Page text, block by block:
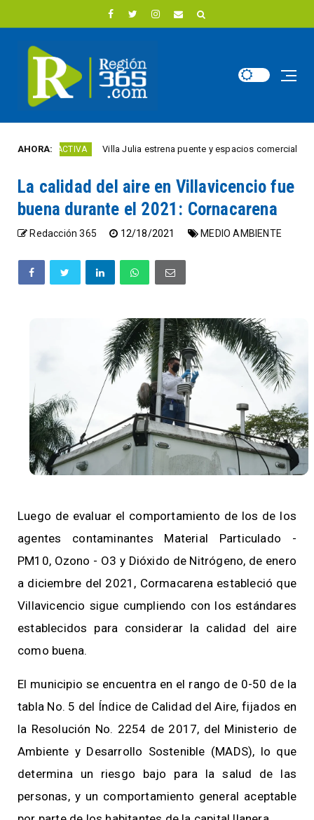
AHORA:
ACTIVA Villa Julia estrena puente y espacios comerciales
La calidad del aire en Villavicencio fue
buena durante el 2021: Cornacarena
Redacción 365 12/18/2021 MEDIO AMBIENTE
Luego de evaluar el comportamiento de los de los
agentes contaminantes Material Particulado -
PM10, Ozono - O3 y Dióxido de Nitrógeno, de enero
a diciembre del 2021, Cormacarena estableció que
Villavicencio sigue cumpliendo con los estándares
establecidos para considerar la calidad del aire
como buena.
El municipio se encuentra en el rango de 0-50 de la
tabla No. 5 del Índice de Calidad del Aire, fijados en
la Resolución No. 2254 de 2017, del Ministerio de
Ambiente y Desarrollo Sostenible (MADS), lo que
determina un riesgo bajo para la salud de las
personas, y un comportamiento general aceptable